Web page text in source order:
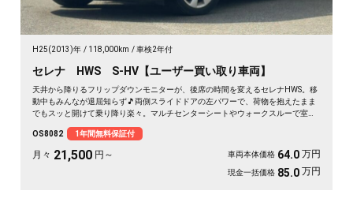
H25(2013)年 118,000km 車検2年付
セレナ HWS S-HV【ユーザー買い取り車両】
天井から降りるフリップダウンモニターが、後席の時間を変えるセレナHWS。移
動中もみんなが退屈知らず🎵両側スライドドアの左パワーで、荷物を抱えたまま
でもスッと開けて乗り降り楽々。マルチセンターシートやウォークスルーで室内
ごと1年保証付でどうぞ🚗✨💫👍
OS8082 1年間無料保証付
月々 21,500 円～ 車両本体価格 64.0 万円
現金一括価格 85.0 万円